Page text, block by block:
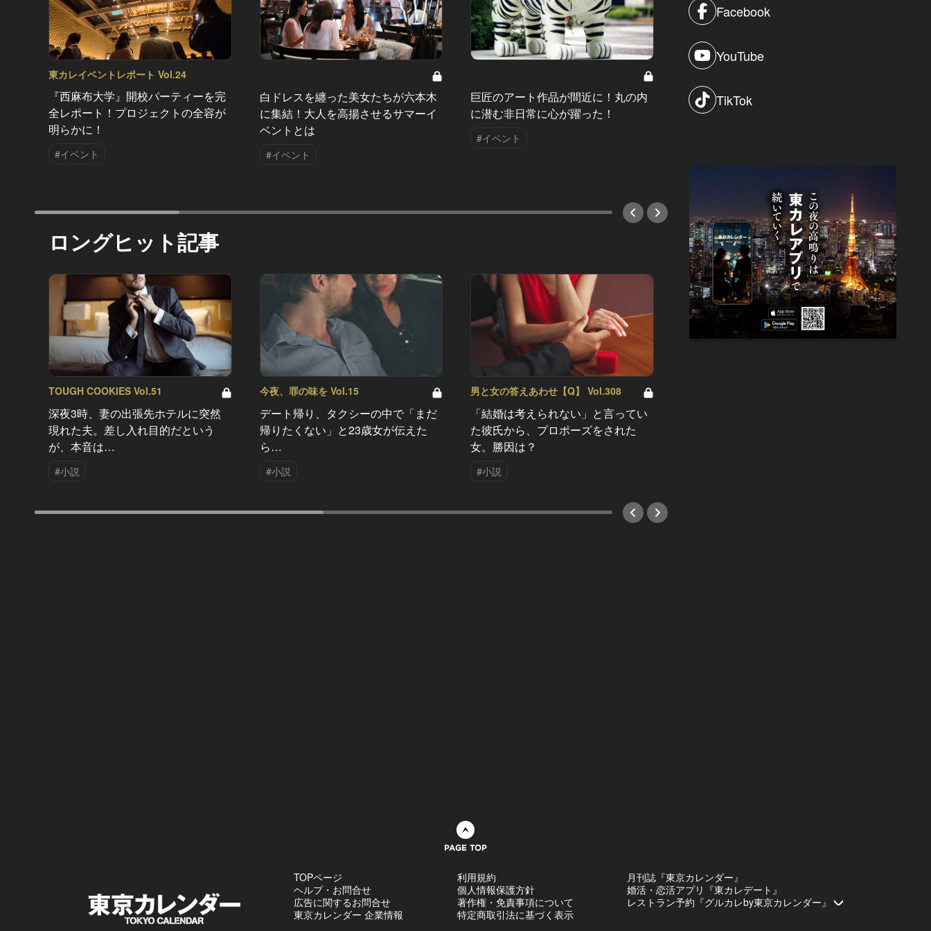
東カレイベントレポート Vol.24
『西麻布大学』開校パーティーを完
全レポート！プロジェクトの全容が
明らかに！
#イベント
白ドレスを纏った美女たちが六本木
に集結！大人を高揚させるサマーイ
ベントとは
#イベント
巨匠のアート作品が間近に！丸の内
に潜む非日常に心が躍った！
#イベント
東カレ主催イベント応募詳細記事一覧
Vol.60
【参加者募集】大好評！ワインを嗜
む『東カレ Premium Wine Fes』
10/26(日)開催決定！
ロングヒット記事
TOUGH COOKIES Vol.51
深夜3時、妻の出張先ホテルに突然
現れた夫。差し入れ目的だという
が、本音は…
#小説
今夜、罪の味を Vol.15
デート帰り、タクシーの中で「まだ
帰りたくない」と23歳女が伝えた
ら…
#小説
男と女の答えあわせ【Q】 Vol.308
「結婚は考えられない」と言ってい
た彼氏から、プロポーズをされた
女。勝因は？
#小説
Facebook
YouTube
TikTok
TOPページ
ヘルプ・お問合せ
広告に関するお問合せ
東京カレンダー 企業情報
利用規約
個人情報保護方針
著作権・免責事項について
特定商取引法に基づく表示
月刊誌『東京カレンダー』
婚活・恋活アプリ『東カレデート』
レストラン予約『グルカレby東京カレンダー』